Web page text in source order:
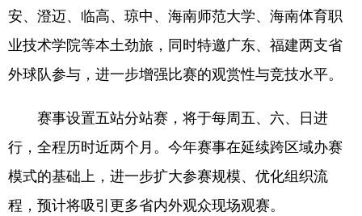
安、澄迈、临高、琼中、海南师范大学、海南体育职
业技术学院等本土劲旅，同时特邀广东、福建两支省
外球队参与，进一步增强比赛的观赏性与竞技水平。
赛事设置五站分站赛，将于每周五、六、日进
行，全程历时近两个月。今年赛事在延续跨区域办赛
模式的基础上，进一步扩大参赛规模、优化组织流
程，预计将吸引更多省内外观众现场观赛。